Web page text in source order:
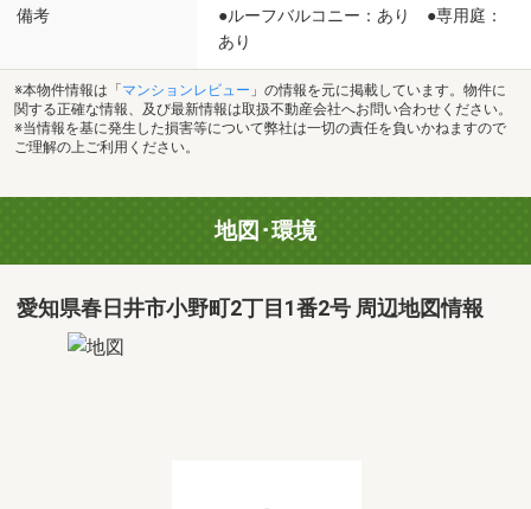
備考
●ルーフバルコニー：あり ●専用庭：
あり
※本物件情報は「 マンションレビュー 」の情報を元に掲載しています。物件に
関する正確な情報、及び最新情報は取扱不動産会社へお問い合わせください。
※当情報を基に発生した損害等について弊社は一切の責任を負いかねますので
ご理解の上ご利用ください。
地図･環境
愛知県春日井市小野町2丁目1番2号 周辺地図情報